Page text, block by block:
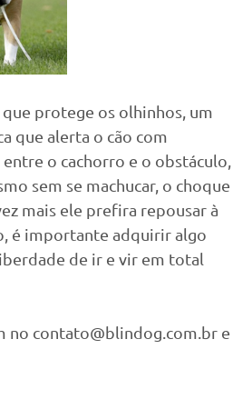
protege os olhinhos, um
que alerta o cão com
o cachorro e o obstáculo,
sem se machucar, o choque
mais ele prefira repousar à
é importante adquirir algo
de ir e vir em total
no contato@blindog.com.br e